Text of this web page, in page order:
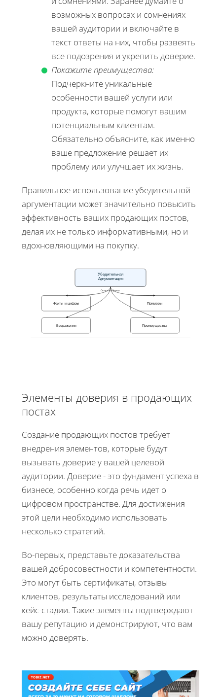
возможных вопросах и сомнениях
вашей аудитории и включайте в
текст ответы на них, чтобы развеять
все подозрения и укрепить доверие.
Покажите преимущества:
Подчеркните уникальные
особенности вашей услуги или
продукта, которые помогут вашим
потенциальным клиентам.
Обязательно объясните, как именно
ваше предложение решает их
проблему или улучшает их жизнь.
Правильное использование убедительной
аргументации может значительно повысить
эффективность ваших продающих постов,
делая их не только информативными, но и
вдохновляющими на покупку.
Убедительная
Аргументация
Факты и цифры Примеры
Возражения Преимущества
Опора на факты
Элементы доверия в продающих
постах
Создание продающих постов требует
внедрения элементов, которые будут
вызывать доверие у вашей целевой
аудитории. Доверие - это фундамент успеха в
бизнесе, особенно когда речь идет о
цифровом пространстве. Для достижения
этой цели необходимо использовать
несколько стратегий.
Во-первых, представьте доказательства
вашей добросовестности и компетентности.
Это могут быть сертификаты, отзывы
клиентов, результаты исследований или
кейс-стадии. Такие элементы подтверждают
вашу репутацию и демонстрируют, что вам
можно доверять.